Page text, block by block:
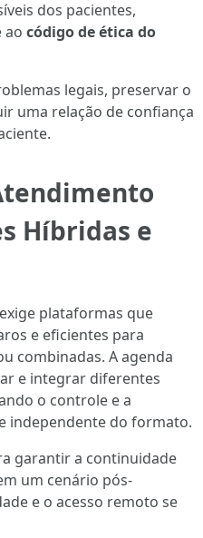
dos pacientes,
ao código de ética do
legais, preservar o
uma relação de confiança
Híbridas e
exige plataformas que
e eficientes para
combinadas. A agenda
e integrar diferentes
o controle e a
independente do formato.
garantir a continuidade
um cenário pós-
e o acesso remoto se